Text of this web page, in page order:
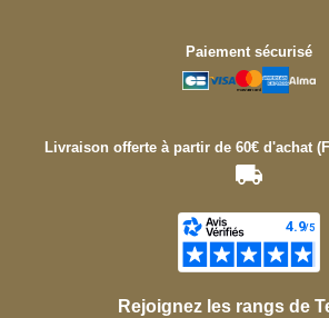
Paiement sécurisé
Livraison offerte à partir de 60€ d'achat
Rejoignez les rangs de